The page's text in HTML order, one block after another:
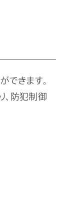
できます。
、防犯制御